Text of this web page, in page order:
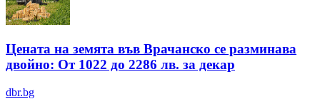
Цената на земята във Врачанско се разминава
двойно: От 1022 до 2286 лв. за декар
dbr.bg